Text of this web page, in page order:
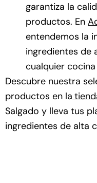
garantiza la
productos. En
entendemos la
ingredientes de
cualquier
Descubre nuestra
productos en la
Salgado y lleva tus
ingredientes de alta